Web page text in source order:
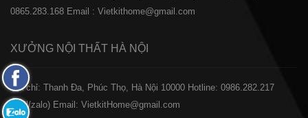
0865.283.168 Email : Vietkithome@gmail.com
XƯỞNG NỘI THẤT HÀ NỘI
️Địa chỉ: Thanh Đa, Phúc Thọ, Hà Nội 10000 Hotline: 0986.282.217
(Call/zalo) Email: VietkitHome@gmail.com
Fanpage
Facebook
Zalo: